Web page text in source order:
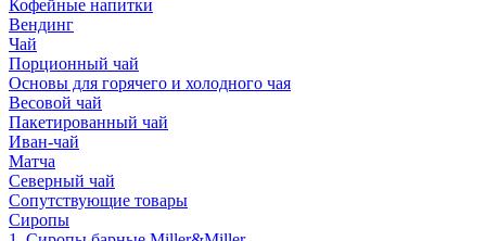
Кофейные напитки
Вендинг
Чай
Порционный чай
Основы для горячего и холодного чая
Весовой чай
Пакетированный чай
Иван-чай
Матча
Северный чай
Сопутствующие товары
Сиропы